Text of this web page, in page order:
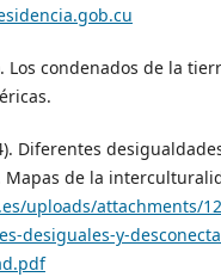
Los condenados de la
Diferentes
Mapas de la
uploads/attachments/
desiguales-y-